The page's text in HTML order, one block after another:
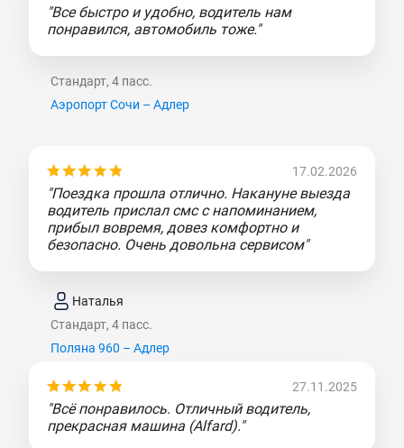
"Все быстро и удобно, водитель нам
понравился, автомобиль тоже."
Стандарт, 4 пасс.
Аэропорт Сочи – Адлер
17.02.2026
"Поездка прошла отлично. Накануне выезда
водитель прислал смс с напоминанием,
прибыл вовремя, довез комфортно и
безопасно. Очень довольна сервисом"
Наталья
Стандарт, 4 пасс.
Поляна 960 – Адлер
27.11.2025
"Всё понравилось. Отличный водитель,
прекрасная машина (Alfard)."